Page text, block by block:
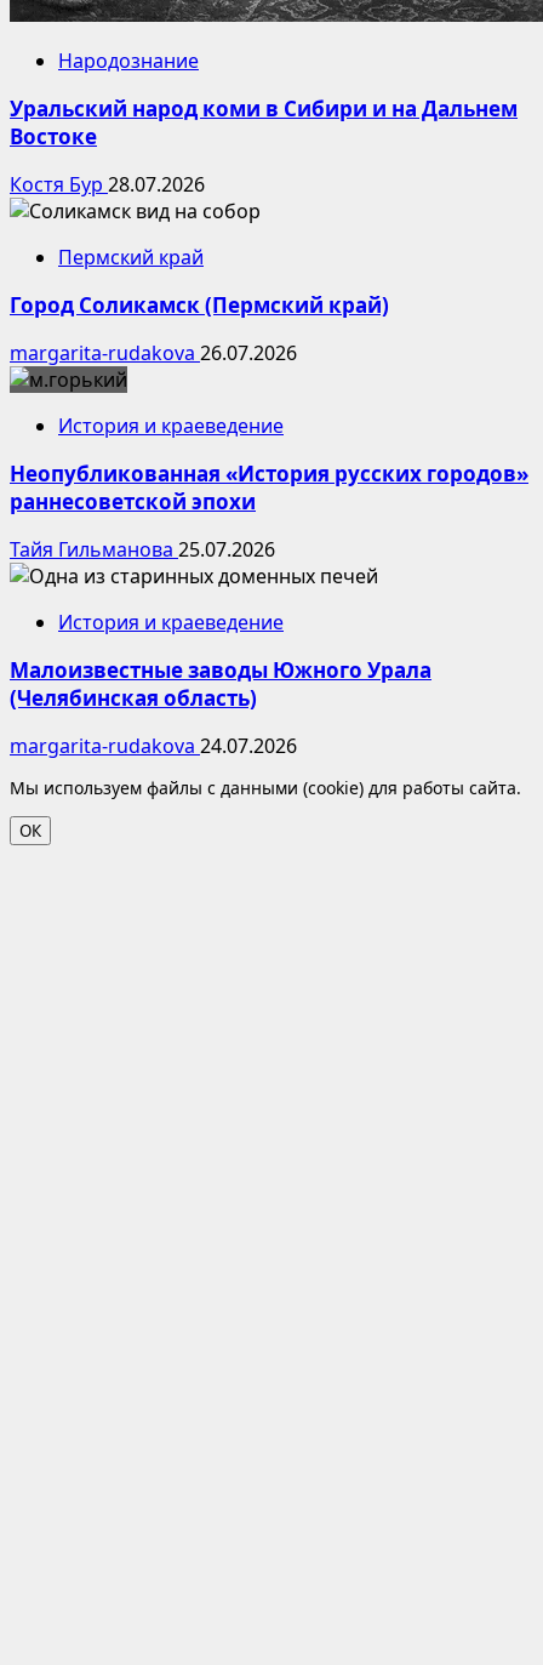
Народознание
Уральский народ коми в Сибири и на Дальнем
Востоке
Костя Бур 28.07.2026
Пермский край
Город Соликамск (Пермский край)
margarita-rudakova 26.07.2026
История и краеведение
Неопубликованная «История русских городов»
раннесоветской эпохи
Тайя Гильманова 25.07.2026
История и краеведение
Малоизвестные заводы Южного Урала
(Челябинская область)
margarita-rudakova 24.07.2026
Мы используем файлы с данными (cookie) для работы сайта.
ОК